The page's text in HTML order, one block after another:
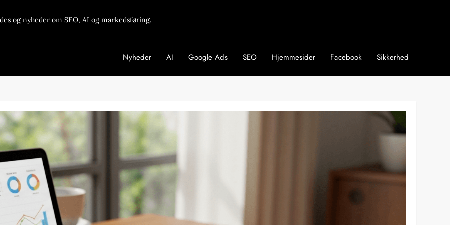
og nyheder om SEO, AI og markedsføring.
Nyheder AI Google Ads SEO Hjemmesider Facebook Sikkerhed